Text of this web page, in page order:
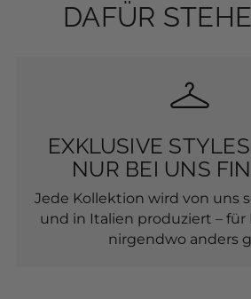
DAFÜR
EXKLUSIVE
NUR BEI UNS
Jede Kollektion wird von uns
und in Italien produziert – für
nirgendwo anders